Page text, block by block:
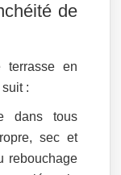
de
terrasse en
:
dans tous
sec et
rebouchage